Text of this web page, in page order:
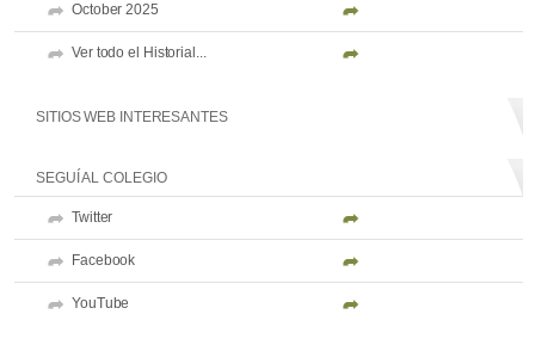
October 2025
Ver todo el Historial...
SITIOS WEB INTERESANTES
SEGUÍ AL COLEGIO
Twitter
Facebook
YouTube